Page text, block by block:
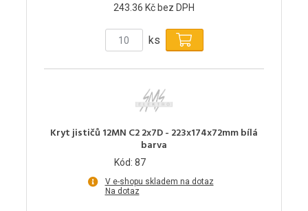
243.36 Kč bez DPH
ks
Kryt jističů 12MN C2 2x7D - 223x174x72mm bílá
barva
Kód: 87
V e-shopu skladem na dotaz
Na dotaz